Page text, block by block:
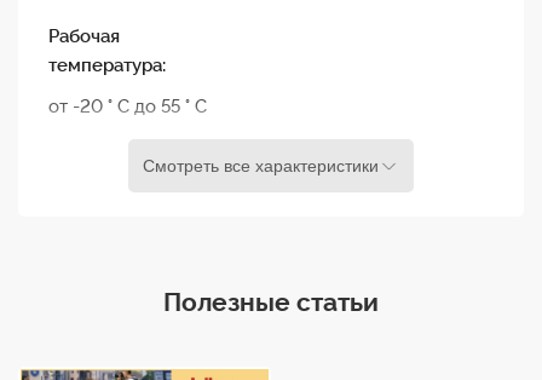
Рабочая
температура:
от -20 ° C до 55 ° C
ФизическиеСмотреть все характеристики
Полезные статьи